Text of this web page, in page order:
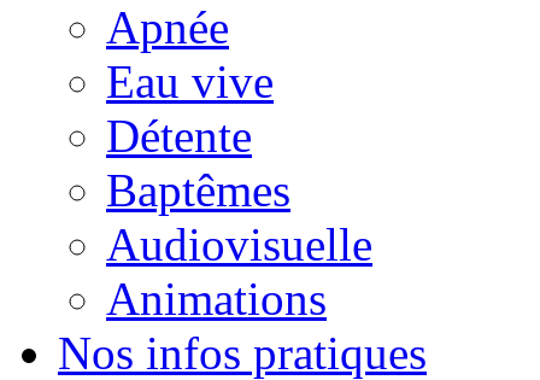
Apnée
Eau vive
Détente
Baptêmes
Audiovisuelle
Animations
Nos infos pratiques